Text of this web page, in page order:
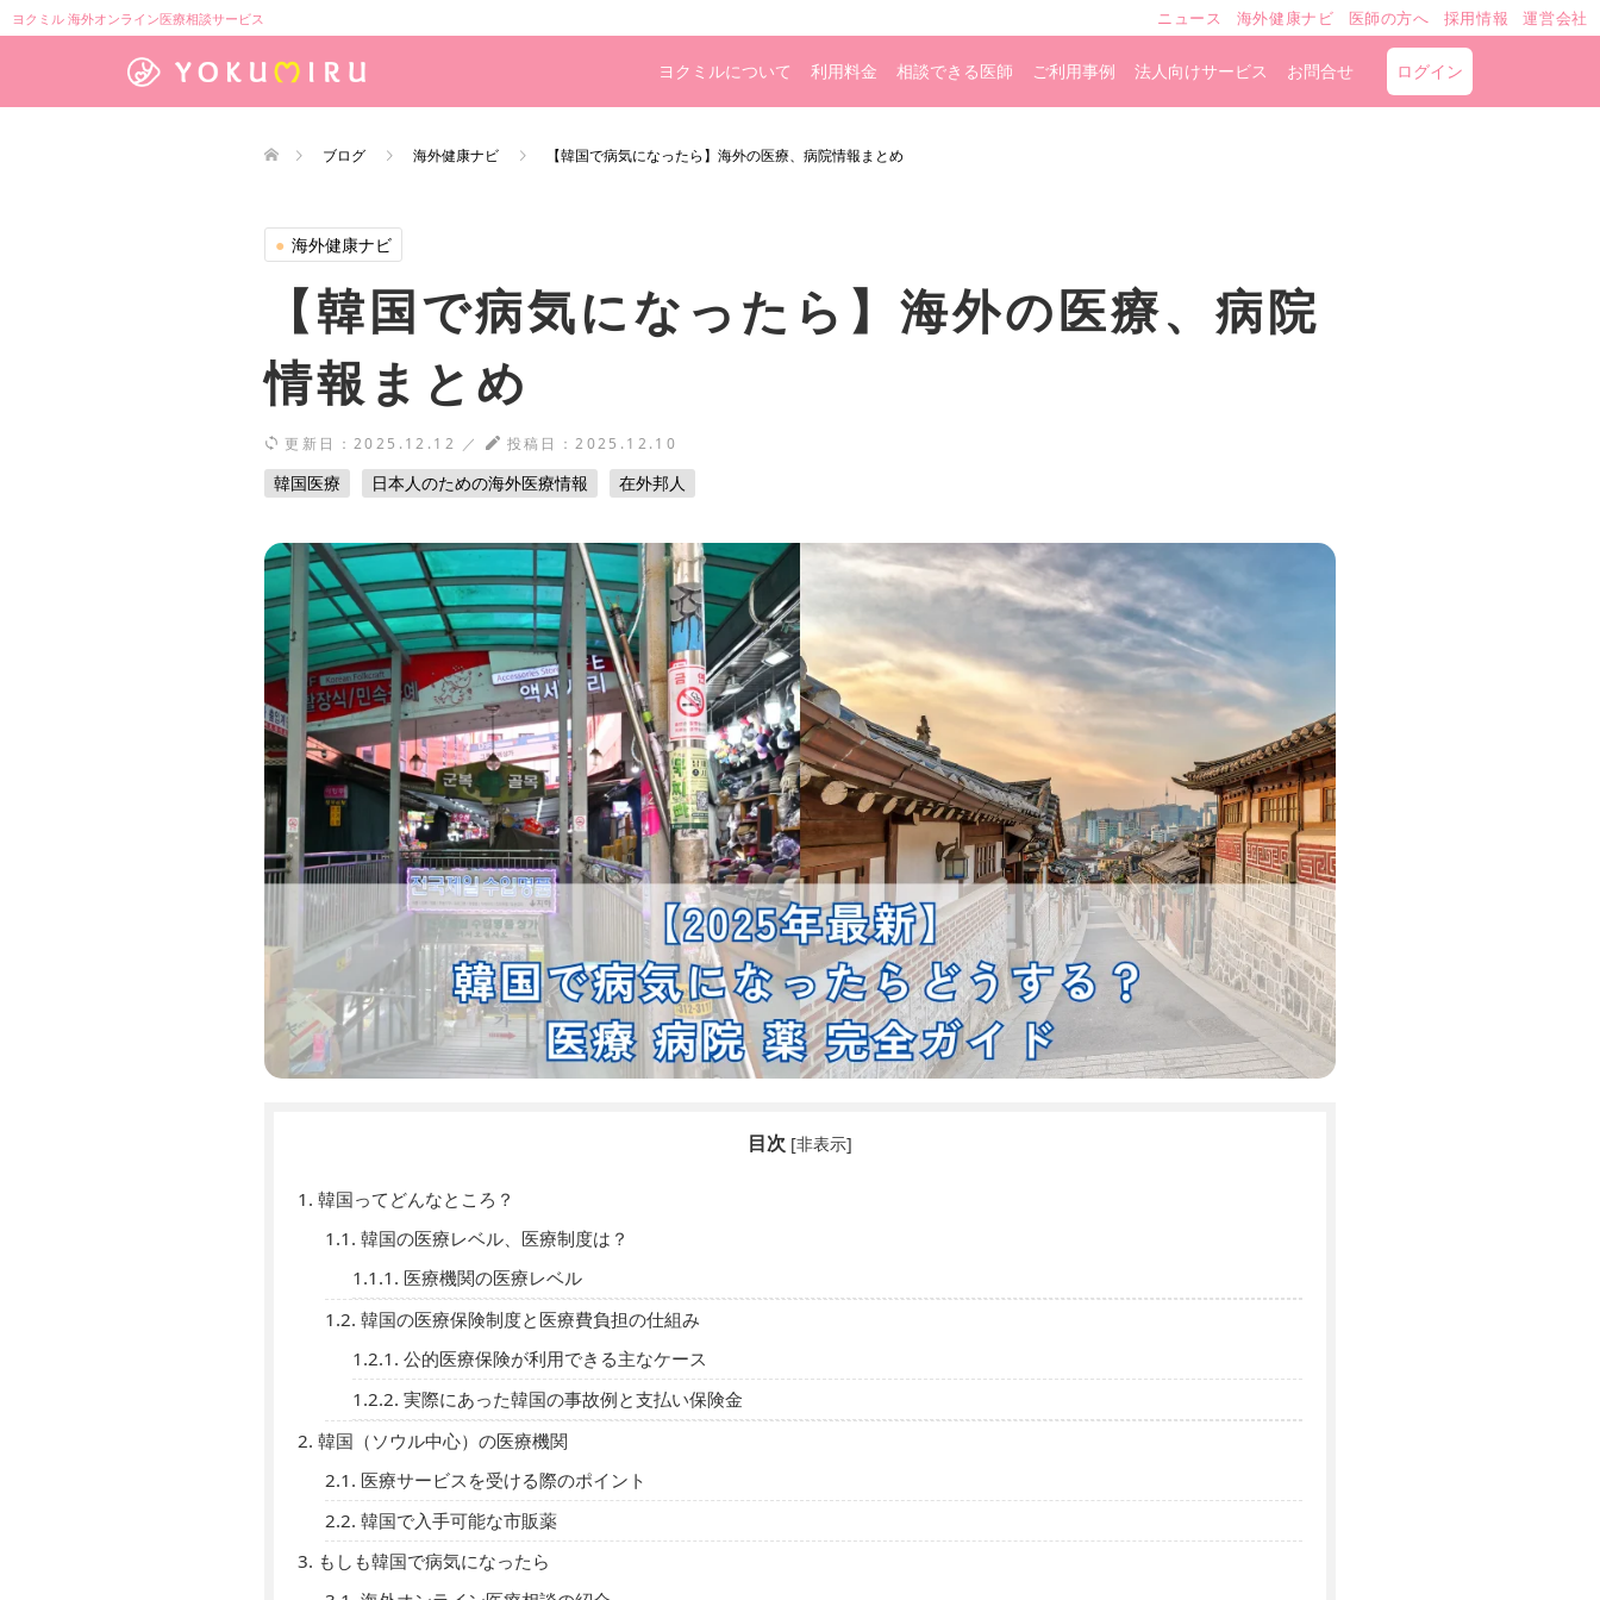
ヨクミル 海外オンライン医療相談サービス ニュース 海外健康ナビ 医師の方へ 採用情報 運営会社
ヨクミルについて 利用料金 相談できる医師 ご利用事例 法人向けサービス お問合せ ログイン
ブログ 海外健康ナビ 【韓国で病気になったら】海外の医療、病院情報まとめ
● 海外健康ナビ
【韓国で病気になったら】海外の医療、病院
情報まとめ
更新日： 2025.12.12 ／ 投稿日：2025.12.10
韓国医療 日本人のための海外医療情報 在外邦人
目次 [非表示]
1. 韓国ってどんなところ？
1.1. 韓国の医療レベル、医療制度は？
1.1.1. 医療機関の医療レベル
1.2. 韓国の医療保険制度と医療費負担の仕組み
1.2.1. 公的医療保険が利用できる主なケース
1.2.2. 実際にあった韓国の事故例と支払い保険金
2. 韓国（ソウル中心）の医療機関
2.1. 医療サービスを受ける際のポイント
2.2. 韓国で入手可能な市販薬
3. もしも韓国で病気になったら